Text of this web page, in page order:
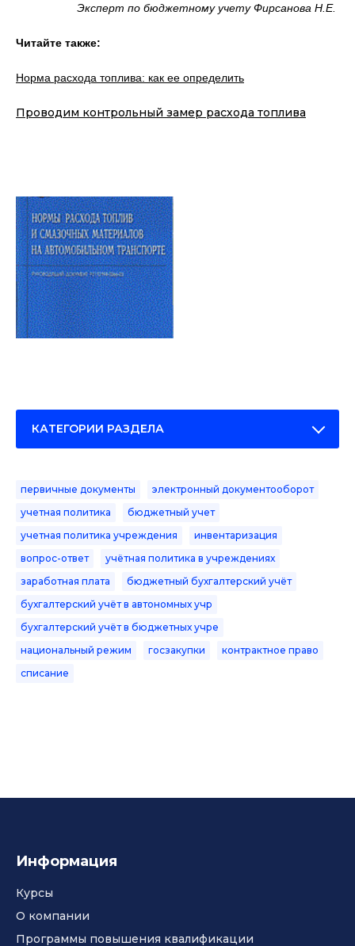
Эксперт по бюджетному учету Фирсанова Н.Е.
Читайте также:
Норма расхода топлива: как ее определить
Проводим контрольный замер расхода топлива
КАТЕГОРИИ РАЗДЕЛА
первичные документы
электронный документооборот
учетная политика
бюджетный учет
учетная политика учреждения
инвентаризация
вопрос-ответ
учётная политика в учреждениях
заработная плата
бюджетный бухгалтерский учёт
бухгалтерский учёт в автономных учр
бухгалтерский учёт в бюджетных учре
национальный режим
госзакупки
контрактное право
списание
Информация
Курсы
О компании
Программы повышения квалификации